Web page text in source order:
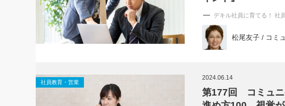
デキル社員に育てる！ 社
松尾友子 / コミ
社員教育・営業
2024.06.14
第177回 コミュニ